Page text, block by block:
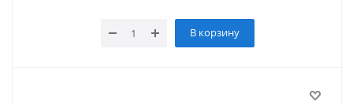
В корзину